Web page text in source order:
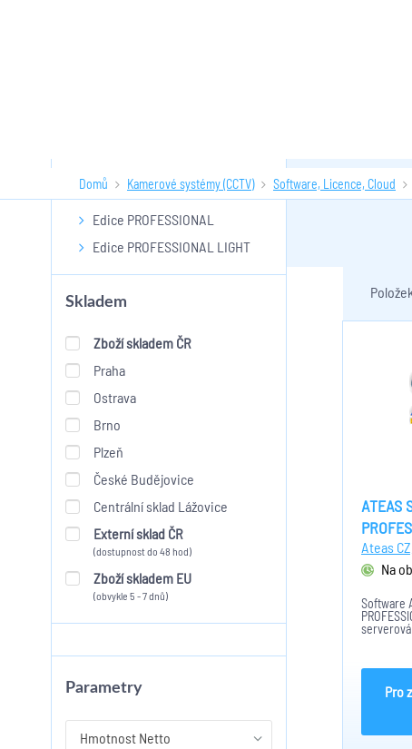
Domů Kamerové systémy (CCTV) Software, Licence, Cloud
Podkategorie:
Edice PROFESSIONAL
Edice PROFESSIONAL LIGHT
Skladem
Zboží skladem ČR
Praha
Ostrava
Brno
Plzeň
České Budějovice
Centrální sklad Lážovice
Externí sklad ČR
(dostupnost do 48 hod)
Zboží skladem EU
(obvykle 5 - 7 dnů)
Parametry
Hmotnost Netto
Ateas
ATEAS
Ateas
Na
Software
serverová
do 64
Pro